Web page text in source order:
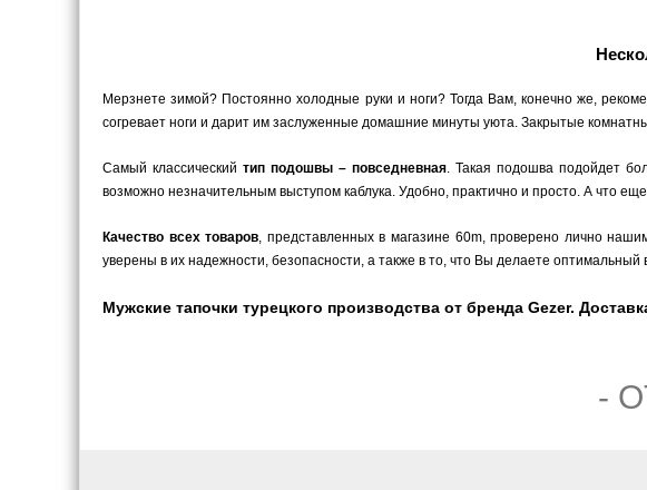
Мерзнете зимой? Постоянно холодные руки и ноги? Тогда Вам, конечно же,
согревает ноги и дарит им заслуженные домашние минуты уюта. Закрытые
Самый классический тип подошвы – повседневная. Такая подошва подойдет
возможно незначительным выступом каблука. Удобно, практично и просто. А что
Качество всех товаров, представленных в магазине 60m, проверено лично
уверены в их надежности, безопасности, а также в то, что Вы делаете
Мужские тапочки турецкого производства от бренда Gezer.
-